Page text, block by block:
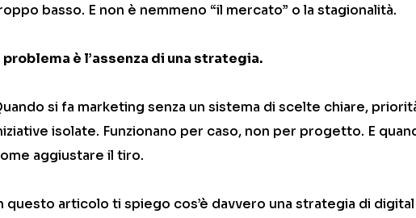
basso. E non è nemmeno “il mercato” o la stagionalità.
problema è l’assenza di una strategia.
si fa marketing senza un sistema di scelte chiare,
isolate. Funzionano per caso, non per progetto. E
aggiustare il tiro.
questo articolo ti spiego cos’è davvero una strategia di